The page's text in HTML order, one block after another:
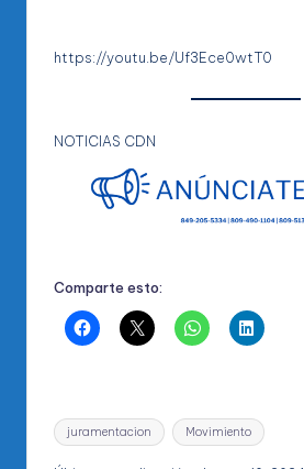
https://youtu.be/Uf3Ece0wtT0
NOTICIAS CDN
Comparte esto:
Etiquetas:
juramentacion Movimiento